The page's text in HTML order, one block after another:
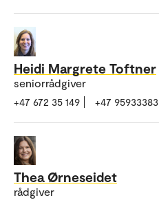
Heidi Margrete Toftner
seniorrådgiver
+47 672 35 149 +47 95933383
Thea Ørneseidet
rådgiver